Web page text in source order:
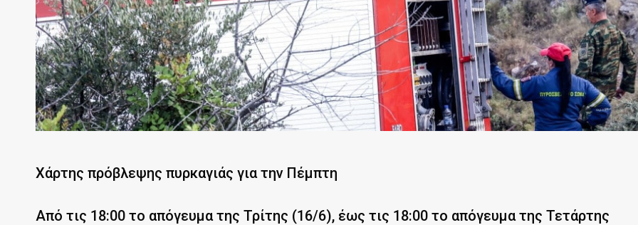
Χάρτης πρόβλεψης πυρκαγιάς για την Πέμπτη
Από τις 18:00 το απόγευμα της Τρίτης (16/6), έως τις 18:00 το απόγευμα της Τετάρτης